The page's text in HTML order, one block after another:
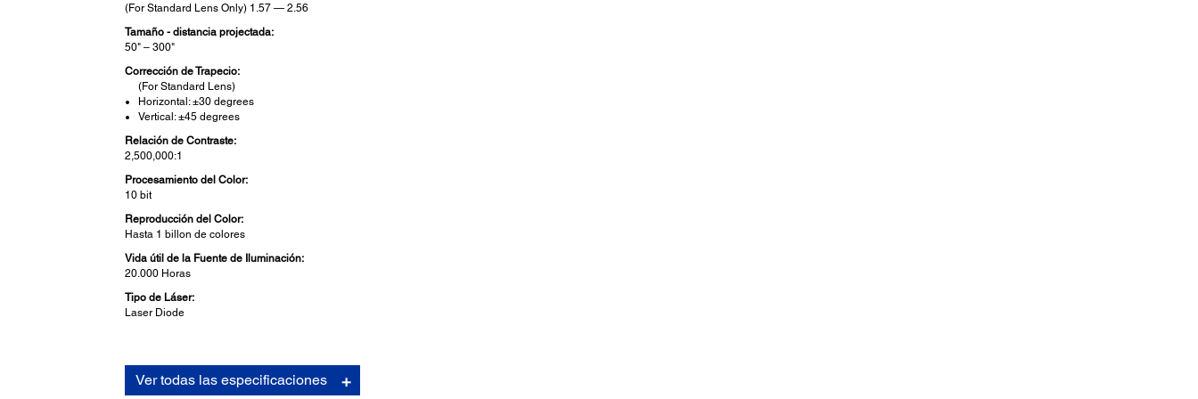
(For Standard Lens Only) 1.57 — 2.56
Tamaño - distancia projectada:
50" – 300"
Corrección de Trapecio:
(For Standard Lens)
Horizontal: ±30 degrees
Vertical: ±45 degrees
Relación de Contraste:
2,500,000:1
Procesamiento del Color:
10 bit
Reproducción del Color:
Hasta 1 billon de colores
Vida útil de la Fuente de Iluminación:
20.000 Horas
Tipo de Láser:
Laser Diode
Ver todas las especificaciones